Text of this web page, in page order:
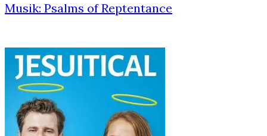
Musik: Psalms of Reptentance